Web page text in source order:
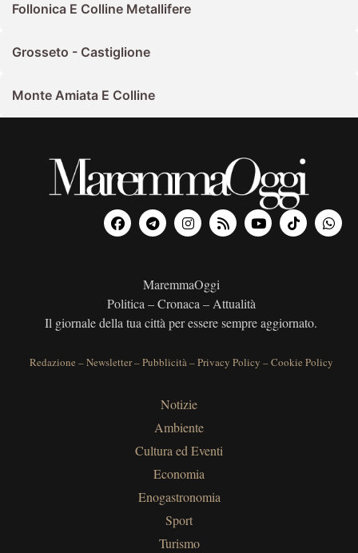
Follonica E Colline Metallifere
Grosseto - Castiglione
Monte Amiata E Colline
MaremmaOggi
Politica – Cronaca – Attualità
Il giornale della tua città per essere sempre aggiornato.
Redazione –Newsletter–Pubblicità–Privacy Policy –Cookie Policy
Notizie
Ambiente
Cultura ed Eventi
Economia
Enogastronomia
Sport
Turismo